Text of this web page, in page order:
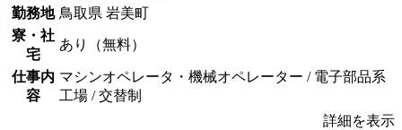
勤務地 鳥取県 岩美町
寮・社
宅
あり（無料）
仕事内
容
マシンオペレータ・機械オペレーター / 電子部品系
工場 / 交替制
詳細を表示